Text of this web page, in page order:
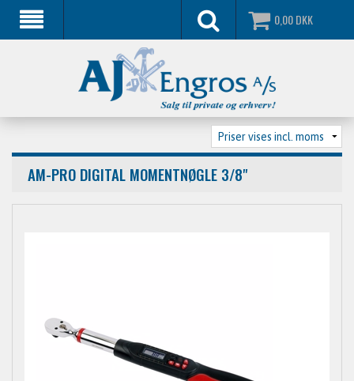
0,00DKK
AM-PRO DIGITAL MOMENTNØGLE 3/8"